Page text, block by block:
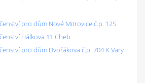
pro dům Nové Mitrovice č.p. 125
Hálkova 11 Cheb
pro dům Dvořákova č.p. 704 K.Vary